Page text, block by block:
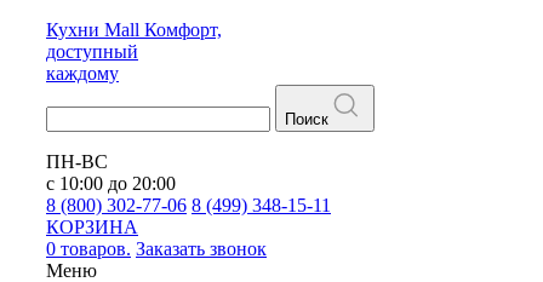
Кухни Mall Комфорт,
доступный
каждому
Поиск
ПН-ВС
с 10:00 до 20:00
8 (800) 302-77-06 8 (499) 348-15-11
КОРЗИНА
0 товаров. Заказать звонок
Меню